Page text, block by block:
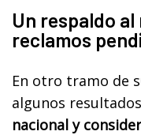
Un respaldo
reclamos
En otro tramo de
algunos
nacional y